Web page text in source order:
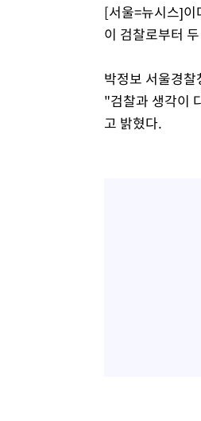
[서울=뉴시스]이
이 검찰로부터
박정보 서울경
"검찰과 생각이
고 밝혔다.